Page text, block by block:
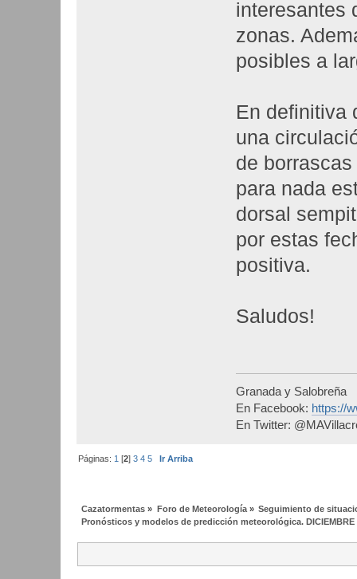
interesantes
zonas.
posibles a
En definitiva
una
de
para nada
dorsal
por estas
positiva.
Saludos!
Granada y Salobreña
En Facebook: https://
En Twitter:
Páginas: 1 [2]3 4 5 Ir Arriba
Cazatormentas » Foro de Meteorología» Seguimiento de
Pronósticos y modelos de predicción meteorológica. DICIEMBRE